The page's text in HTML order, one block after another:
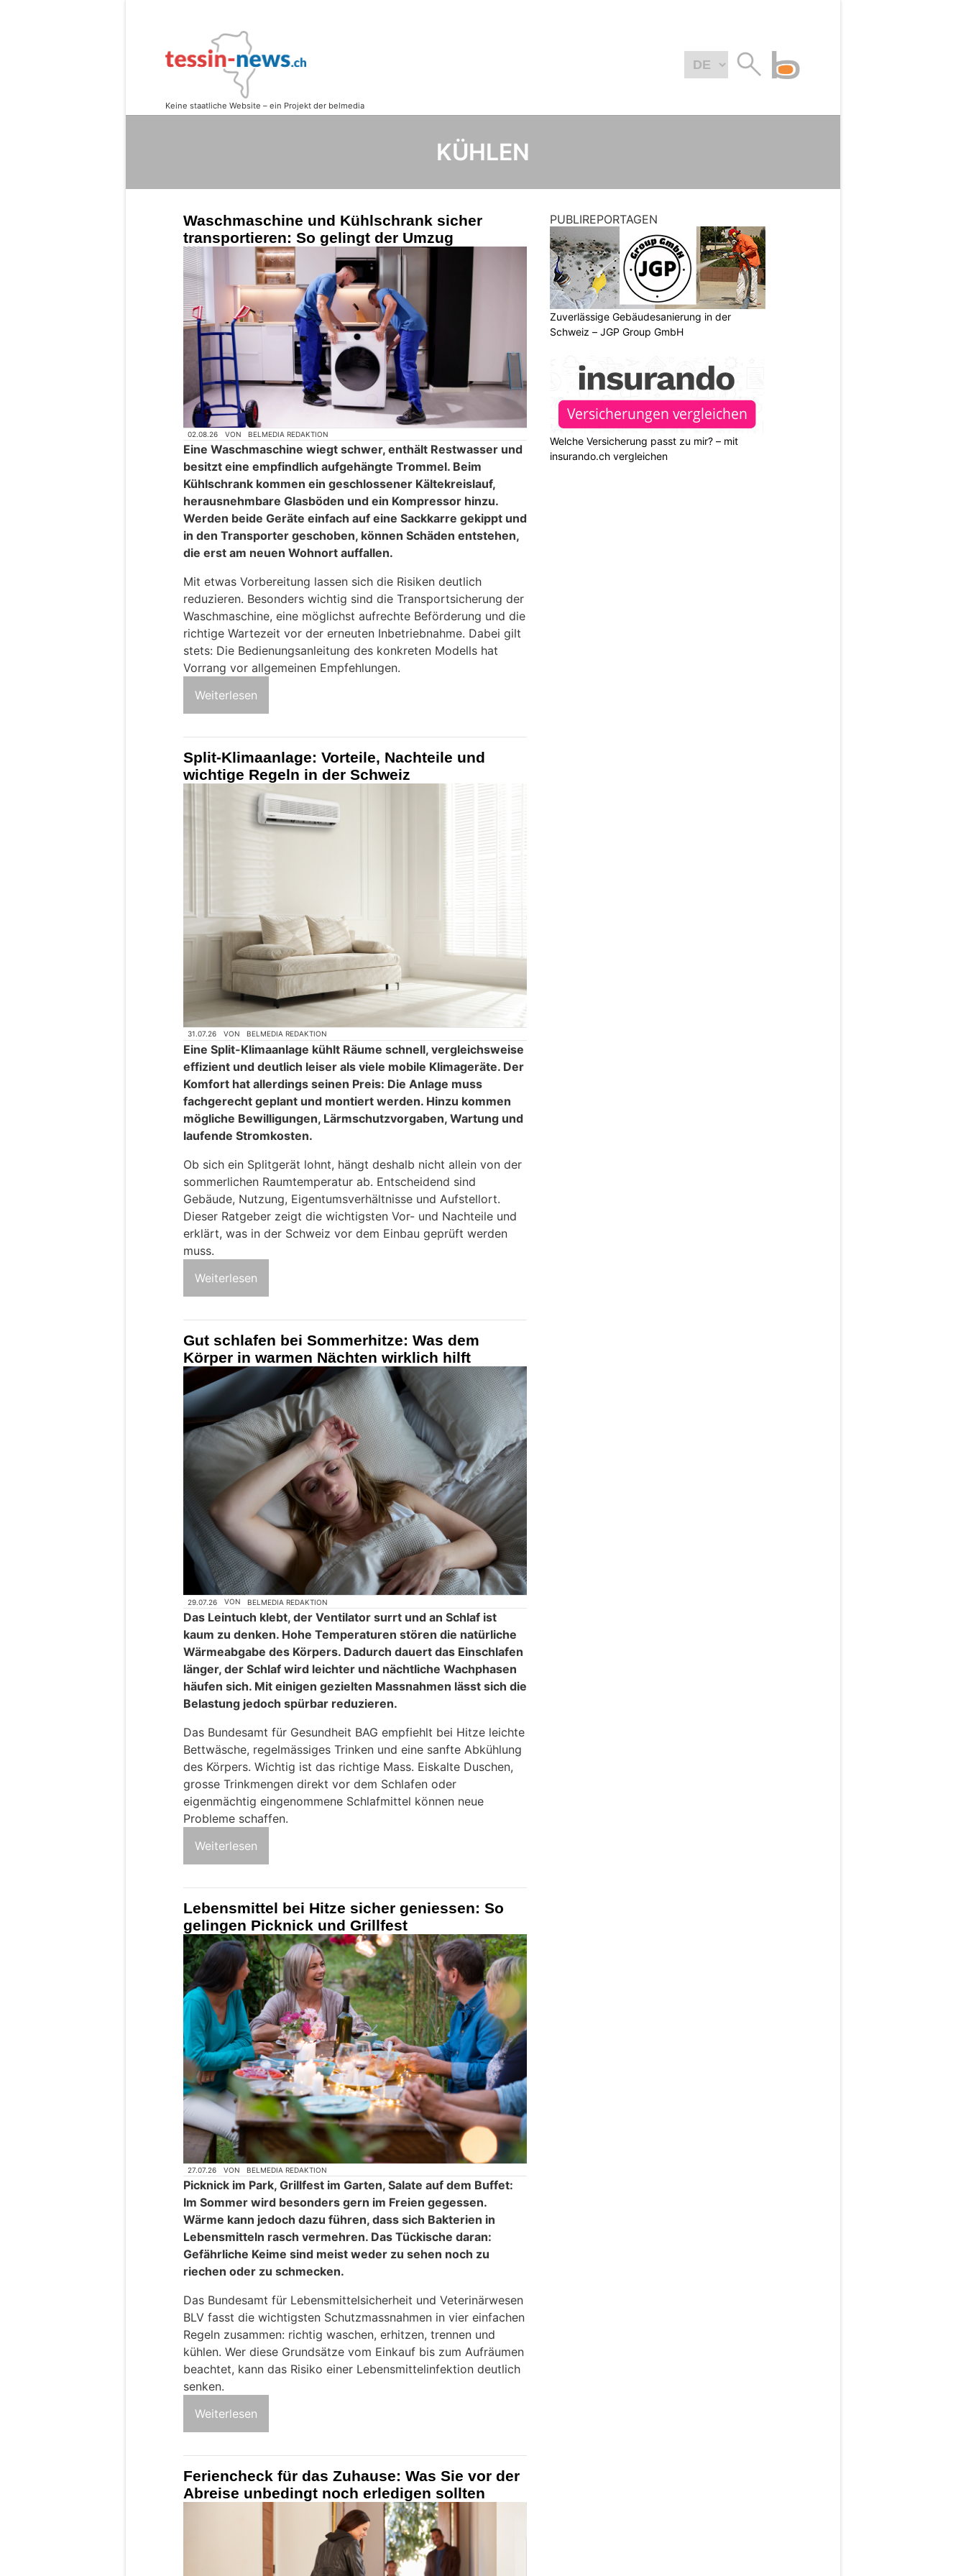
KÜHLEN
Waschmaschine und Kühlschrank sicher
transportieren: So gelingt der Umzug
02.08.26 VON BELMEDIA REDAKTION
Eine Waschmaschine wiegt schwer, enthält Restwasser und
besitzt eine empfindlich aufgehängte Trommel. Beim
Kühlschrank kommen ein geschlossener Kältekreislauf,
herausnehmbare Glasböden und ein Kompressor hinzu.
Werden beide Geräte einfach auf eine Sackkarre gekippt und
in den Transporter geschoben, können Schäden entstehen,
die erst am neuen Wohnort auffallen.
Mit etwas Vorbereitung lassen sich die Risiken deutlich
reduzieren. Besonders wichtig sind die Transportsicherung der
Waschmaschine, eine möglichst aufrechte Beförderung und die
richtige Wartezeit vor der erneuten Inbetriebnahme. Dabei gilt
stets: Die Bedienungsanleitung des konkreten Modells hat
Vorrang vor allgemeinen Empfehlungen.
Weiterlesen
Split-Klimaanlage: Vorteile, Nachteile und
wichtige Regeln in der Schweiz
31.07.26 VON BELMEDIA REDAKTION
Eine Split-Klimaanlage kühlt Räume schnell, vergleichsweise
effizient und deutlich leiser als viele mobile Klimageräte. Der
Komfort hat allerdings seinen Preis: Die Anlage muss
fachgerecht geplant und montiert werden. Hinzu kommen
mögliche Bewilligungen, Lärmschutzvorgaben, Wartung und
laufende Stromkosten.
Ob sich ein Splitgerät lohnt, hängt deshalb nicht allein von der
sommerlichen Raumtemperatur ab. Entscheidend sind
Gebäude, Nutzung, Eigentumsverhältnisse und Aufstellort.
Dieser Ratgeber zeigt die wichtigsten Vor- und Nachteile und
erklärt, was in der Schweiz vor dem Einbau geprüft werden
muss.
Weiterlesen
Gut schlafen bei Sommerhitze: Was dem
Körper in warmen Nächten wirklich hilft
29.07.26 VON BELMEDIA REDAKTION
Das Leintuch klebt, der Ventilator surrt und an Schlaf ist
kaum zu denken. Hohe Temperaturen stören die natürliche
Wärmeabgabe des Körpers. Dadurch dauert das Einschlafen
länger, der Schlaf wird leichter und nächtliche Wachphasen
häufen sich. Mit einigen gezielten Massnahmen lässt sich die
Belastung jedoch spürbar reduzieren.
Das Bundesamt für Gesundheit BAG empfiehlt bei Hitze leichte
Bettwäsche, regelmässiges Trinken und eine sanfte Abkühlung
des Körpers. Wichtig ist das richtige Mass. Eiskalte Duschen,
grosse Trinkmengen direkt vor dem Schlafen oder
eigenmächtig eingenommene Schlafmittel können neue
Probleme schaffen.
Weiterlesen
Lebensmittel bei Hitze sicher geniessen: So
gelingen Picknick und Grillfest
27.07.26 VON BELMEDIA REDAKTION
Picknick im Park, Grillfest im Garten, Salate auf dem Buffet:
Im Sommer wird besonders gern im Freien gegessen.
Wärme kann jedoch dazu führen, dass sich Bakterien in
Lebensmitteln rasch vermehren. Das Tückische daran:
Gefährliche Keime sind meist weder zu sehen noch zu
riechen oder zu schmecken.
Das Bundesamt für Lebensmittelsicherheit und Veterinärwesen
BLV fasst die wichtigsten Schutzmassnahmen in vier einfachen
Regeln zusammen: richtig waschen, erhitzen, trennen und
kühlen. Wer diese Grundsätze vom Einkauf bis zum Aufräumen
beachtet, kann das Risiko einer Lebensmittelinfektion deutlich
senken.
Weiterlesen
Feriencheck für das Zuhause: Was Sie vor der
Abreise unbedingt noch erledigen sollten
PUBLIREPORTAGEN
Zuverlässige Gebäudesanierung in der
Schweiz – JGP Group GmbH
Welche Versicherung passt zu mir? – mit
insurando.ch vergleichen